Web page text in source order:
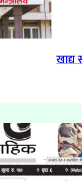
खाद्य